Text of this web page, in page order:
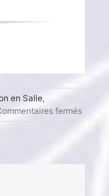
en Salle,
ferméssur